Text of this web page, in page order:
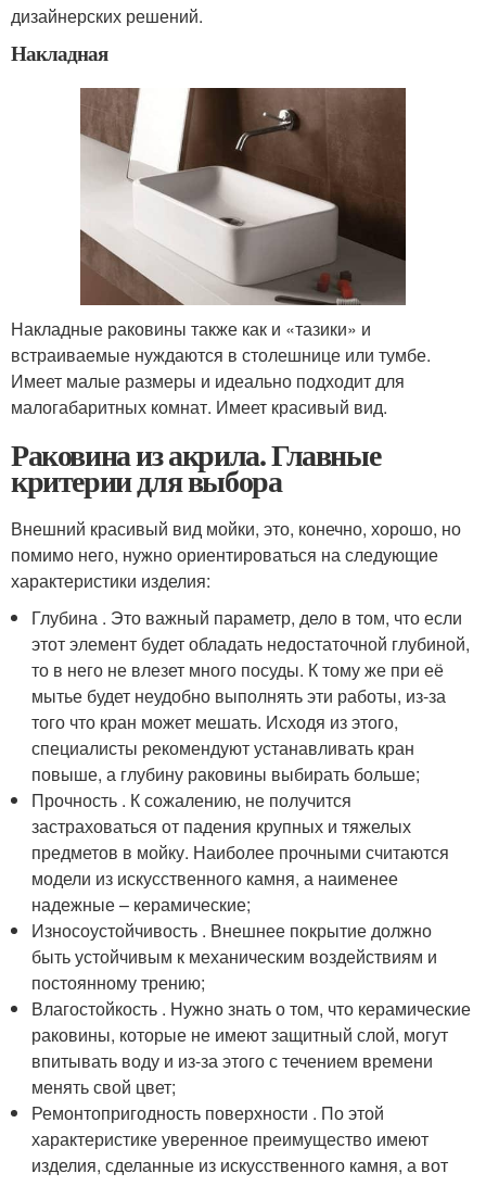
дизайнерских решений.
Накладная
Накладные раковины также как и «тазики» и
встраиваемые нуждаются в столешнице или тумбе.
Имеет малые размеры и идеально подходит для
малогабаритных комнат. Имеет красивый вид.
Раковина из акрила. Главные
критерии для выбора
Внешний красивый вид мойки, это, конечно, хорошо, но
помимо него, нужно ориентироваться на следующие
характеристики изделия:
Глубина . Это важный параметр, дело в том, что если
этот элемент будет обладать недостаточной глубиной,
то в него не влезет много посуды. К тому же при её
мытье будет неудобно выполнять эти работы, из-за
того что кран может мешать. Исходя из этого,
специалисты рекомендуют устанавливать кран
повыше, а глубину раковины выбирать больше;
Прочность . К сожалению, не получится
застраховаться от падения крупных и тяжелых
предметов в мойку. Наиболее прочными считаются
модели из искусственного камня, а наименее
надежные – керамические;
Износоустойчивость . Внешнее покрытие должно
быть устойчивым к механическим воздействиям и
постоянному трению;
Влагостойкость . Нужно знать о том, что керамические
раковины, которые не имеют защитный слой, могут
впитывать воду и из-за этого с течением времени
менять свой цвет;
Ремонтопригодность поверхности . По этой
характеристике уверенное преимущество имеют
изделия, сделанные из искусственного камня, а вот